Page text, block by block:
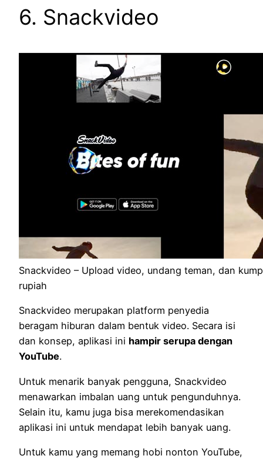
6. Snackvideo
Snackvideo – Upload video, undang teman, dan
rupiah
Snackvideo merupakan platform penyedia
beragam hiburan dalam bentuk video. Secara isi
dan konsep, aplikasi ini hampir serupa dengan
YouTube.
Untuk menarik banyak pengguna, Snackvideo
menawarkan imbalan uang untuk pengunduhnya.
Selain itu, kamu juga bisa merekomendasikan
aplikasi ini untuk mendapat lebih banyak uang.
Untuk kamu yang memang hobi nonton YouTube,